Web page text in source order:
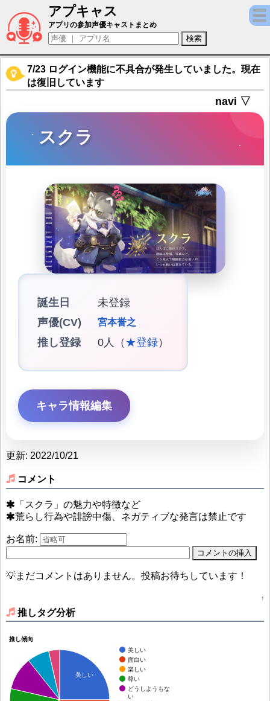
アプキャス
スクラ（声優：宮本誉之)【AZUREA-空の唄-
アプリの参加声優キャストまとめ
7/23 ログイン機能に不具合が発生していました。現在
は復旧しています
navi ▽
スクラ
誕生日
未登録
声優(CV)
宮本誉之
推し登録 0人（ ★登録）
キャラ情報編集
更新: 2022/10/21
コメント
「スクラ」の魅力や特徴など
荒らし行為や誹謗中傷、ネガティブな発言は禁止です
お名前:
💡まだコメントはありません。投稿お待ちしています！
↑
推しタグ分析
推し傾向
美しい
面白い
楽しい
尊い
どうしようもな
い
美しい